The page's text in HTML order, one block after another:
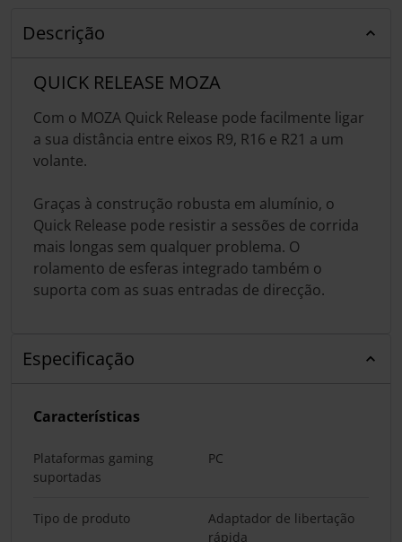
Descrição
QUICK RELEASE MOZA
Com o MOZA Quick Release pode facilmente ligar
a sua distância entre eixos R9, R16 e R21 a um
volante.
Graças à construção robusta em alumínio, o
Quick Release pode resistir a sessões de corrida
mais longas sem qualquer problema. O
rolamento de esferas integrado também o
suporta com as suas entradas de direcção.
Especificação
Características
Plataformas gaming
suportadas
PC
Tipo de produto
Adaptador de libertação
rápida